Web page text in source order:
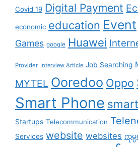
Covid 19 Digital Payment
economic education Event
Games google Huawei
Provider Interview Article Job Searching
MYTEL Ooredoo Oppo
Smart Phone
Startups Telecommunication
Services website websites ကုမ္